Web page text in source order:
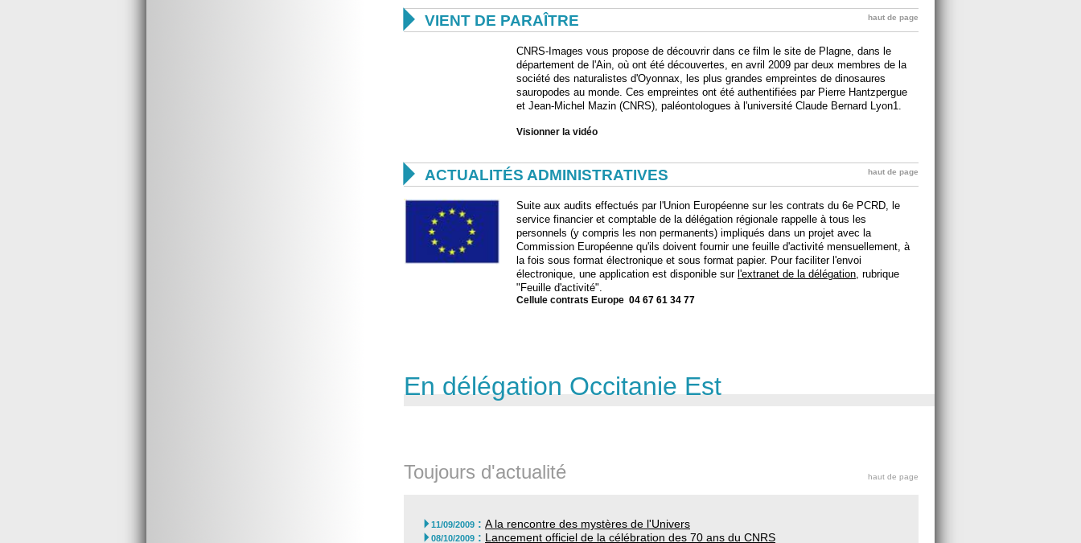
 VIENT DE PARAÎTRE haut de page
CNRS-Images vous propose de découvrir dans ce film le site de Plagne, dans le
département de l'Ain, où ont été découvertes, en avril 2009 par deux membres de la
société des naturalistes d'Oyonnax, les plus grandes empreintes de dinosaures
sauropodes au monde. Ces empreintes ont été authentifiées par Pierre Hantzpergue
et Jean-Michel Mazin (CNRS), paléontologues à l'université Claude Bernard Lyon1.
Visionner la vidéo
 ACTUALITÉS ADMINISTRATIVES haut de page
Suite aux audits effectués par l'Union Européenne sur les contrats du 6e PCRD, le
service financier et comptable de la délégation régionale rappelle à tous les
personnels (y compris les non permanents) impliqués dans un projet avec la
Commission Européenne qu'ils doivent fournir une feuille d'activité mensuellement, à
la fois sous format électronique et sous format papier. Pour faciliter l'envoi
électronique, une application est disponible sur l'extranet de la délégation, rubrique
"Feuille d'activité".
Cellule contrats Europe 04 67 61 34 77
En délégation Occitanie Est
Toujours d'actualité haut de page
11/09/2009 : A la rencontre des mystères de l'Univers
08/10/2009 : Lancement officiel de la célébration des 70 ans du CNRS